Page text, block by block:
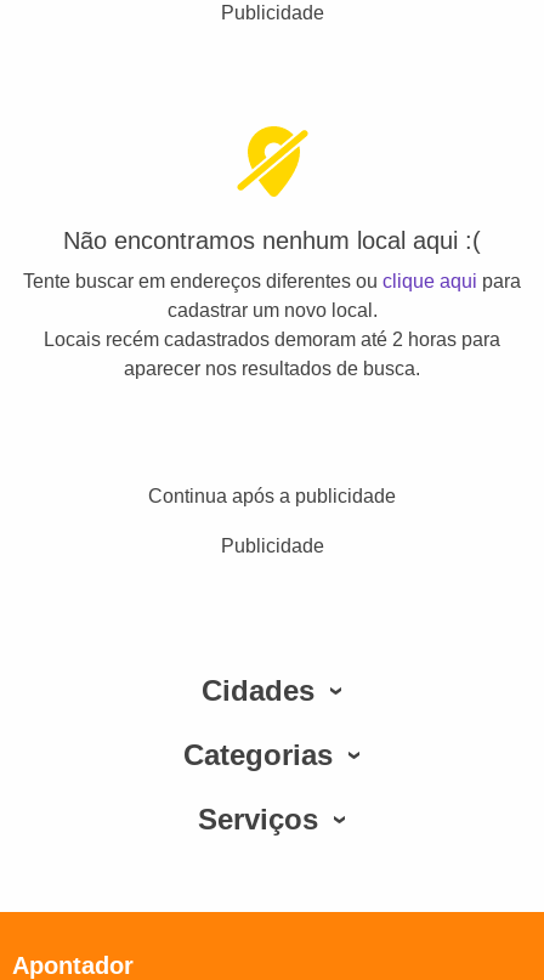
Publicidade
Não encontramos nenhum local aqui :(
Tente buscar em endereços diferentes ou clique aqui para
cadastrar um novo local.
Locais recém cadastrados demoram até 2 horas para
aparecer nos resultados de busca.
Continua após a publicidade
Publicidade
Cidades
Categorias
Serviços
Apontador